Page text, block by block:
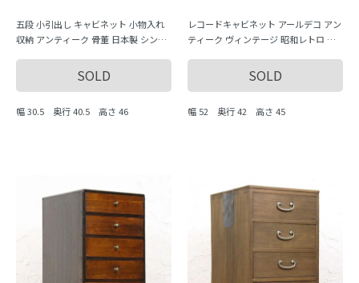
五段 小引出し キャビネット 小物入れ
収納 アンティーク 骨董 日本製 シンプ
SOLD
幅 30.5 奥行 40.5 高さ 46
レコードキャビネット アールデコ アン
ティーク ヴィンテージ 昭和レトロ 木
SOLD
幅 52 奥行 42 高さ 45